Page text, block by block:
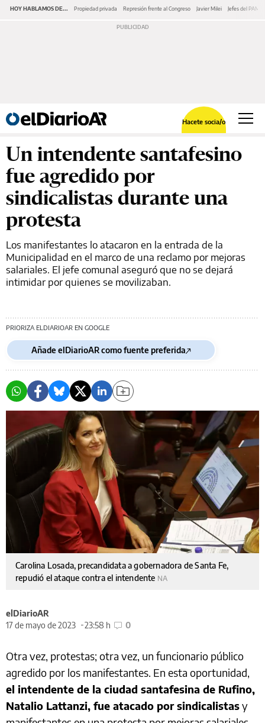
HOY HABLAMOS DE... Propiedad privada Represión frente al Congreso Javier Milei Jefes del PAMI
Hacete socia/o
Un intendente santafesino
fue agredido por
sindicalistas durante una
protesta
Los manifestantes lo atacaron en la entrada de la
Municipalidad en el marco de una reclamo por mejoras
salariales. El jefe comunal aseguró que no se dejará
intimidar por quienes se movilizaban.
PRIORIZA ELDIARIOAR EN GOOGLE
Añade elDiarioAR como fuente preferida
Carolina Losada, precandidata a gobernadora de Santa Fe,
repudió el ataque contra el intendente NA
elDiarioAR
17 de mayo de 2023
23:58 h 0
Otra vez, protestas; otra vez, un funcionario público
agredido por los manifestantes. En esta oportunidad,
el intendente de la ciudad santafesina de Rufino,
Natalio Lattanzi, fue atacado por sindicalistasy